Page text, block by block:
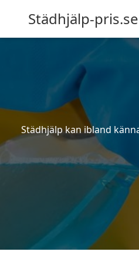
Städhjälp-pris.se
Städhjälp kan ibland